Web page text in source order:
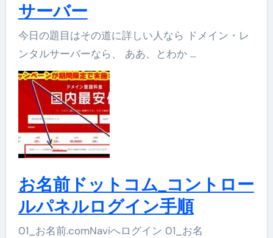
サーバー
今日の題目はその道に詳しい人なら ドメイン・レ
ンタルサーバーなら、 ああ、とわか …
お名前ドットコム_コントロー
ルパネルログイン手順
01_お名前.comNaviへログイン 01_お名